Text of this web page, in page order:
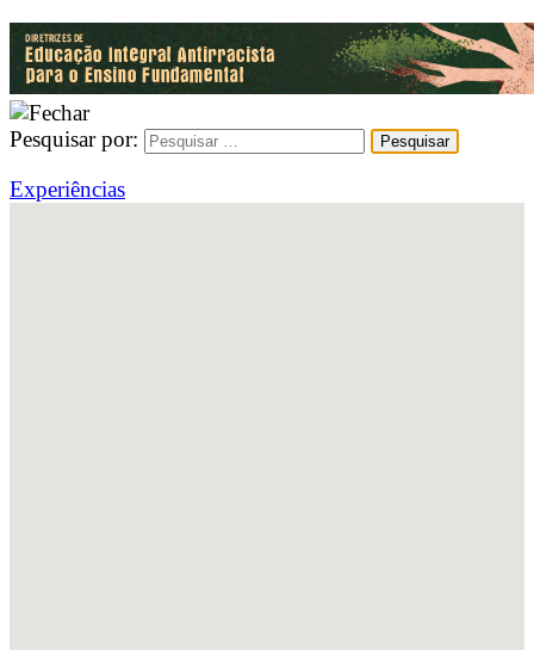
Pesquisar por:
Experiências